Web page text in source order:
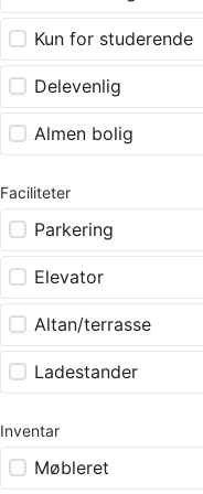
Kun for studerende
Delevenlig
Almen bolig
Faciliteter
Parkering
Elevator
Altan/terrasse
Ladestander
Inventar
Møbleret